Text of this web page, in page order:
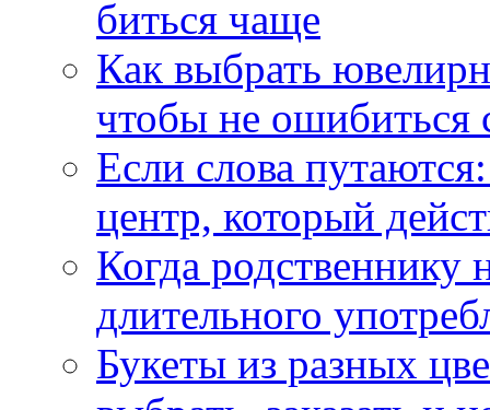
биться чаще
Как выбрать
чтобы не ошибиться
Если слова
центр, который
Когда
длительного
Букеты из разных